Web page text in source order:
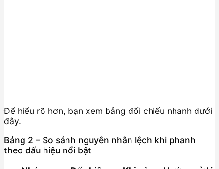
Để hiểu rõ hơn, bạn xem bảng đối chiếu nhanh dưới
đây.
Bảng 2 – So sánh nguyên nhân lệch khi phanh
theo dấu hiệu nổi bật